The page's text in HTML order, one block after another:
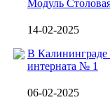
Модуль
14-02-2025
В
интерната № 1
06-02-2025